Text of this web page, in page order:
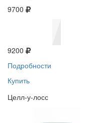
9700
9200
Подробности
Купить
Целл-у-лосс